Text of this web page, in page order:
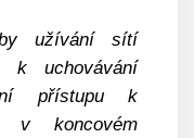
užívání sítí
k uchovávání
přístupu k
v koncovém